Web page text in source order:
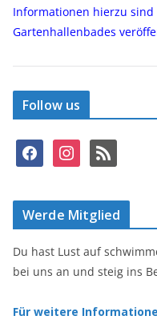
Informationen hierzu sind
Gartenhallenbades
Follow us
a
e
o
o
n
t
a
g
r
s
Werde Mitglied
Du hast Lust auf
bei uns an und steig ins
Für weitere